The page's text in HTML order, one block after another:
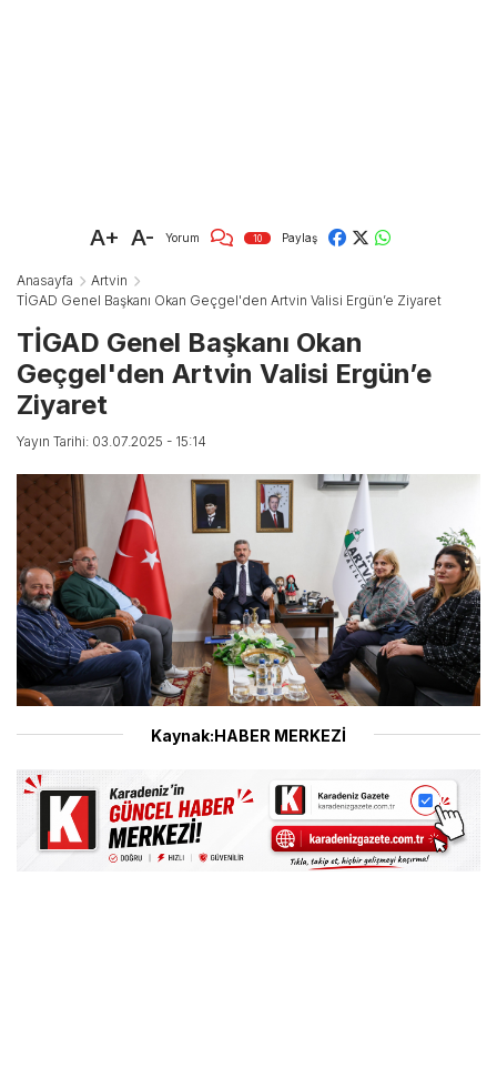
A+ A- Yorum 10 Paylaş
Anasayfa
Artvin
TİGAD Genel Başkanı Okan Geçgel'den Artvin Valisi Ergün’e Ziyaret
TİGAD Genel Başkanı Okan
Geçgel'den Artvin Valisi Ergün’e
Ziyaret
Yayın Tarihi: 03.07.2025 - 15:14
Kaynak:HABER MERKEZİ